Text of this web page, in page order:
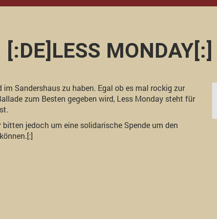
[:DE]LESS MONDAY[:]
Sandershaus zu haben. Egal ob es mal rockig zur
zum Besten gegeben wird, Less Monday steht für
jedoch um eine solidarische Spende um den